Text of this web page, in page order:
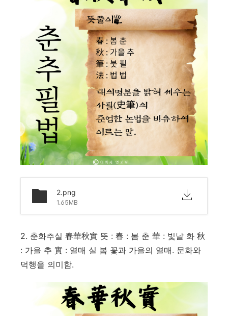
2.png
1.65MB
2. 춘화추실 春華秋實 뜻 : 春 : 봄 춘 華 : 빛날 화 秋
: 가을 추 實 : 열매 실 봄 꽃과 가을의 열매. 문화와
덕행을 의미함.